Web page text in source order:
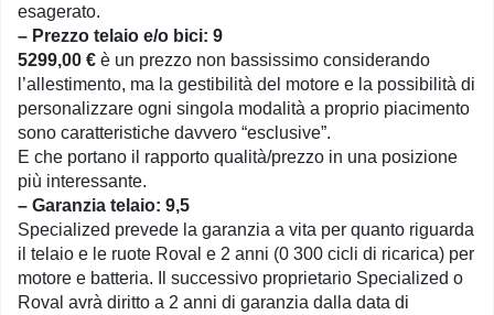
esagerato.
– Prezzo telaio e/o bici: 9
5299,00 € è un prezzo non bassissimo considerando
l’allestimento, ma la gestibilità del motore e la possibilità di
personalizzare ogni singola modalità a proprio piacimento
sono caratteristiche davvero “esclusive”.
E che portano il rapporto qualità/prezzo in una posizione
più interessante.
– Garanzia telaio: 9,5
Specialized prevede la garanzia a vita per quanto riguarda
il telaio e le ruote Roval e 2 anni (0 300 cicli di ricarica) per
motore e batteria. Il successivo proprietario Specialized o
Roval avrà diritto a 2 anni di garanzia dalla data di